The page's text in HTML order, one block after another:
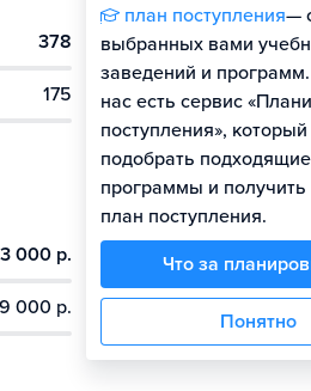
378
175
000 р.
000 р.
план поступления—
выбранных вами
заведений и
нас есть сервис
поступления»,
подобрать подходящие
программы и получить
план поступления.
Что за
Понятно